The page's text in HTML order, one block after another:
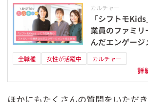
カルチャー
「シフトモ
業員のファミリ
んだエンゲージ
施策
全職種 女性が活躍中 カルチャー
詳
ほかにもたくさんの質問をいただ